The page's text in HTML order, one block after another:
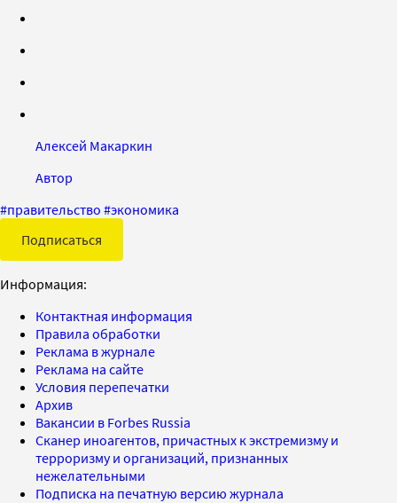
Алексей Макаркин
Автор
#правительство #экономика
Подписаться
Информация:
Контактная информация
Правила обработки
Реклама в журнале
Реклама на сайте
Условия перепечатки
Архив
Вакансии в Forbes Russia
Сканер иноагентов, причастных к экстремизму и
терроризму и организаций, признанных
нежелательными
Подписка на печатную версию журнала